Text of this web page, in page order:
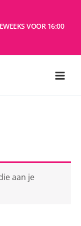
VOOR 16:00
aan je